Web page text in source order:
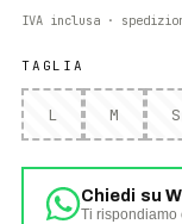
IVA inclusa ·
TAGLIA
L M S
Chiedi su
Ti rispondiamo